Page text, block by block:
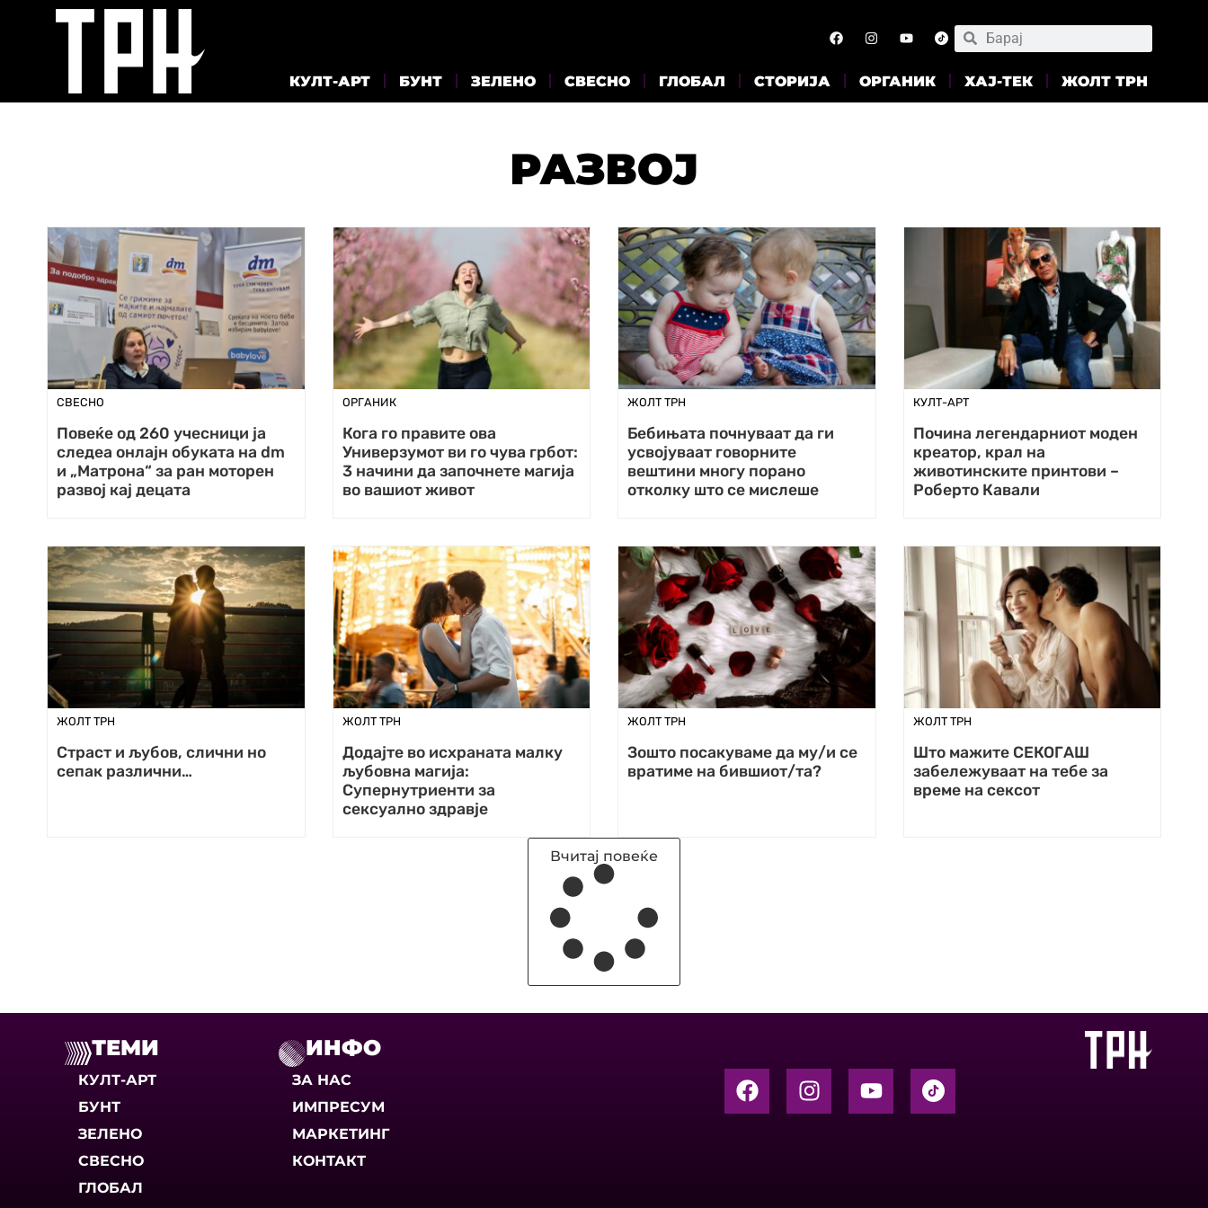
КУЛТ-АРТ БУНТ ЗЕЛЕНО СВЕСНО ГЛОБАЛ СТОРИЈА ОРГАНИК ХАЈ-ТЕК ЖОЛТ ТРН
РАЗВОЈ
СВЕСНО
Повеќе од 260 учесници ја
следеа онлајн обуката на dm
и „Матрона“ за ран моторен
развој кај децата
ОРГАНИК
Кога го правите ова
Универзумот ви го чува грбот:
3 начини да започнете магија
во вашиот живот
ЖОЛТ ТРН
Бебињата почнуваат да ги
усвојуваат говорните
вештини многу порано
отколку што се мислеше
КУЛТ-АРТ
Почина легендарниот моден
креатор, крал на
животинските принтови –
Роберто Кавали
ЖОЛТ ТРН
Страст и љубов, слични но
сепак различни…
ЖОЛТ ТРН
Додајте во исхраната малку
љубовна магија:
Супернутриенти за
сексуално здравје
ЖОЛТ ТРН
Зошто посакуваме да му/и се
вратиме на бившиот/та?
ЖОЛТ ТРН
Што мажите СЕКОГАШ
забележуваат на тебе за
време на сексот
Вчитај повеќе
ТЕМИ
КУЛТ-АРТ
БУНТ
ЗЕЛЕНО
СВЕСНО
ГЛОБАЛ
ИНФО
ЗА НАС
ИМПРЕСУМ
МАРКЕТИНГ
КОНТАКТ